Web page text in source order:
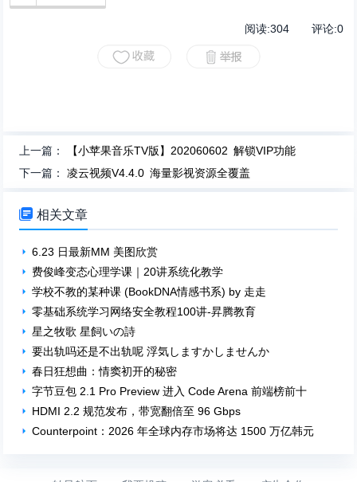
阅读:304评论:0
上一篇：
【小苹果音乐TV版】202060602 解锁VIP功能
下一篇：凌云视频V4.4.0 海量影视资源全覆盖
 相关文章
6.23 日最新MM 美图欣赏
费俊峰变态心理学课｜20讲系统化教学
学校不教的某种课 (BookDNA情感书系) by 走走
零基础系统学习网络安全教程100讲-昇腾教育
星之牧歌 星飼いの詩
要出轨吗还是不出轨呢 浮気しますかしませんか
春日狂想曲：情窦初开的秘密
字节豆包 2.1 Pro Preview 进入 Code Arena 前端榜前十
HDMI 2.2 规范发布，带宽翻倍至 96 Gbps
Counterpoint：2026 年全球内存市场将达 1500 万亿韩元